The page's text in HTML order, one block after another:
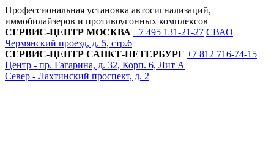
Профессиональная установка автосигнализаций,
иммобилайзеров и противоугонных комплексов
СЕРВИС-ЦЕНТР МОСКВА +7 495 131-21-27 СВАО
Чермянский проезд, д. 5, стр.6
СЕРВИС-ЦЕНТР САНКТ-ПЕТЕРБУРГ +7 812 716-74-15
Центр - пр. Гагарина, д. 32, Корп. 6, Лит А
Север - Лахтинский проспект, д. 2